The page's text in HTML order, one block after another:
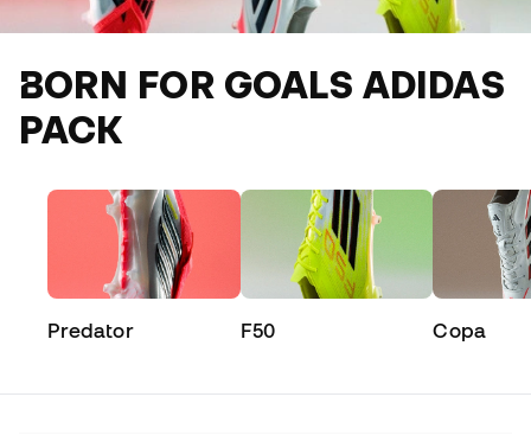
BORN FOR GOALS ADIDAS
PACK
Predator F50 Copa